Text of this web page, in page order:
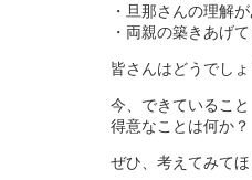
・旦那さんの理解が
・両親の築きあげ
皆さんはどうでしょ
今、できていること
得意なことは何か？
ぜひ、考えてみてほ